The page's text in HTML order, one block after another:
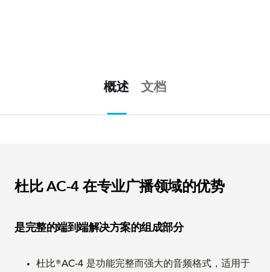
概述 文档
杜比 AC-4 在专业广播领域的优势
是完整的端到端解决方案的组成部分
杜比®AC-4 是功能完整而强大的音频格式，适用于